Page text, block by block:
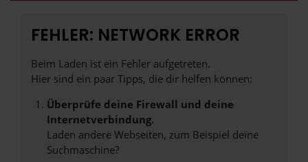
FEHLER: NETWORK ERROR
Beim Laden ist ein Fehler aufgetreten.
Hier sind ein paar Tipps, die dir helfen können:
Überprüfe deine Firewall und deine
Internetverbindung.
Laden andere Webseiten, zum Beispiel deine
Suchmaschine?